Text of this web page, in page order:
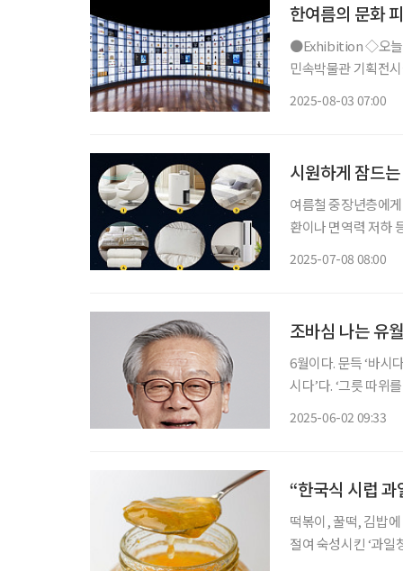
한여름의 문화
●Exhibition ◇오늘도, 기념: 우리가 기념품을 간직하는 이유 일정 9월 14일까지 장소 국립
민속박물관 기획전
2025-08-03 07:00
시원하게 잠드
여름철 중장년층에
환이나 면역력 저하
2025-07-08 08:00
조바심 나는 유
6월이다. 문득 ‘바시
시다’다. ‘그릇 따위
2025-06-02 09:33
“한국식 시럽
떡볶이, 꿀떡, 김밥
절여 숙성시킨 ‘과